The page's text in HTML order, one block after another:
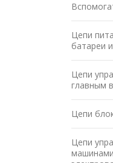
Цепи
батареи
Цепи
главным
Цепи
Цепи